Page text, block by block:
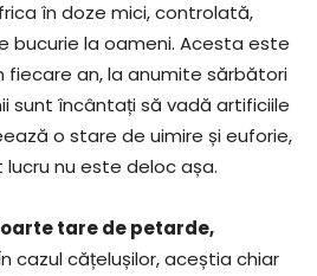
în doze mici, controlată,
bucurie la oameni. Acesta este
fiecare an, la anumite sărbători
sunt încântați să vadă artificiile
o stare de uimire și euforie,
nu este deloc așa.
tare de petarde,
cazul cățelușilor, aceștia chiar